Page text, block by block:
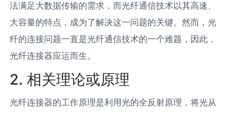
法满足大数据传输的需求，而光纤通信技术以其高速、
大容量的特点，成为了解决这一问题的关键。然而，光
纤的连接问题一直是光纤通信技术的一个难题，因此，
光纤连接器应运而生。
2. 相关理论或原理
光纤连接器的工作原理是利用光的全反射原理，将光从